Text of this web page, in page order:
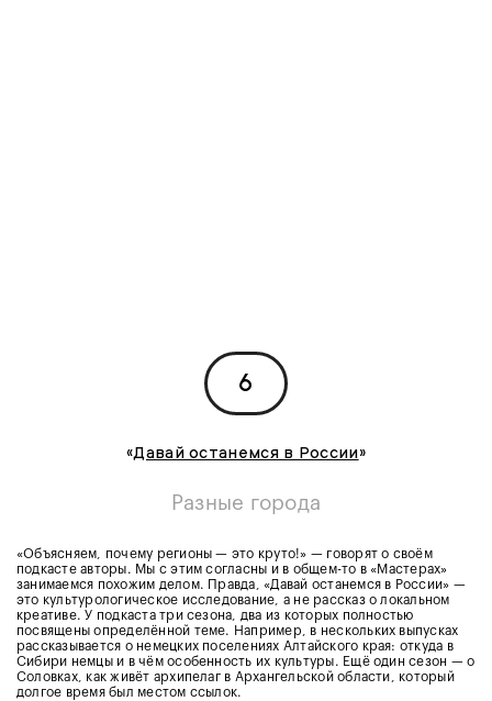
6
«Давай останемся в России»
Разные города
«Объясняем, почему регионы — это круто!» — говорят о своём
подкасте авторы. Мы с этим согласны и в общем-то в «Мастерах»
занимаемся похожим делом. Правда, «Давай останемся в России» —
это культурологическое исследование, а не рассказ о локальном
креативе. У подкаста три сезона, два из которых полностью
посвящены определённой теме. Например, в нескольких выпусках
рассказывается о немецких поселениях Алтайского края: откуда в
Сибири немцы и в чём особенность их культуры. Ещё один сезон — о
Соловках, как живёт архипелаг в Архангельской области, который
долгое время был местом ссылок.